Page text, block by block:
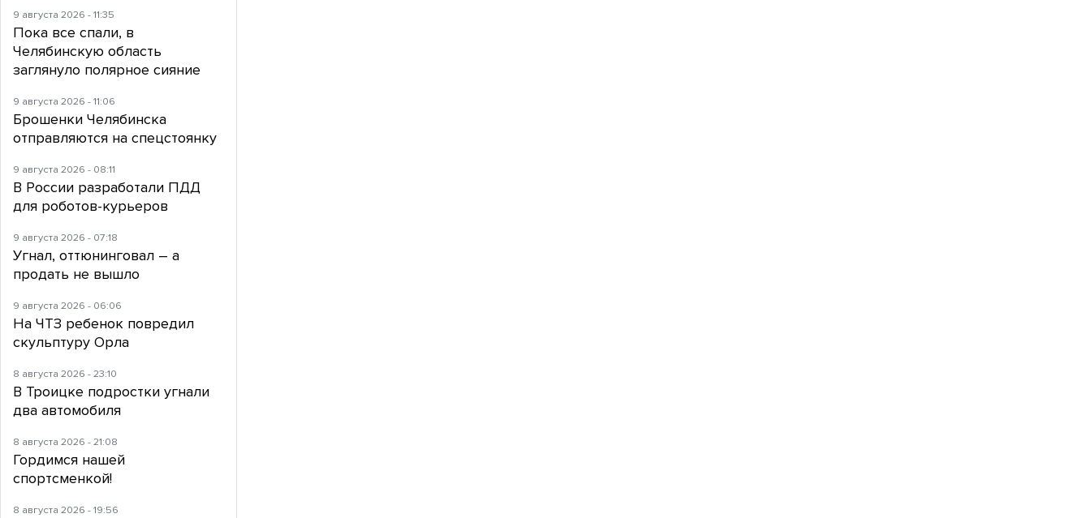
9 августа 2026 - 11:35
Пока все спали, в
Челябинскую область
заглянуло полярное сияние
9 августа 2026 - 11:06
Брошенки Челябинска
отправляются на спецстоянку
9 августа 2026 - 08:11
В России разработали ПДД
для роботов-курьеров
9 августа 2026 - 07:18
Угнал, оттюнинговал – а
продать не вышло
9 августа 2026 - 06:06
На ЧТЗ ребенок повредил
скульптуру Орла
8 августа 2026 - 23:10
В Троицке подростки угнали
два автомобиля
8 августа 2026 - 21:08
Гордимся нашей
спортсменкой!
8 августа 2026 - 19:56